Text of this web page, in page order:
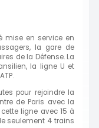
mise en service en
la gare de
de la Défense. La
la ligne U et
pour rejoindre la
de Paris avec la
ligne avec 15 à
seulement 4 trains